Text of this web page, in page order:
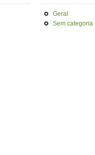
Geral
Sem categoria